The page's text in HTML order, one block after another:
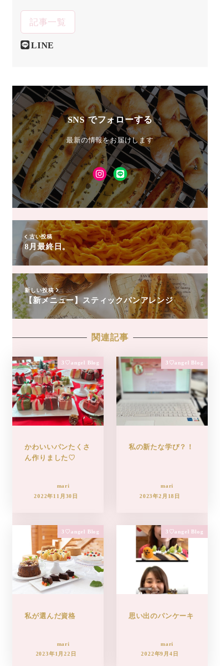
記事一覧
LINE
SNS でフォローする
最新の情報をお届けします
Instagram
LINE
友
達
追
加
古い投稿
8月最終日。
新しい投稿
【新メニュー】スティックパンアレンジ
関連記事
3♡angel Blog
かわいいパンたくさ
ん作りました♡
mari
2022年11月30日
3♡angel Blog
私の新たな学び？！
mari
2023年2月18日
3♡angel Blog
私が選んだ資格
mari
2023年1月22日
3♡angel Blog
思い出のパンケーキ
mari
2022年9月4日